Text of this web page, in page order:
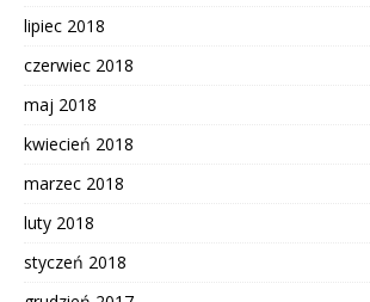
lipiec 2018
czerwiec 2018
maj 2018
kwiecień 2018
marzec 2018
luty 2018
styczeń 2018